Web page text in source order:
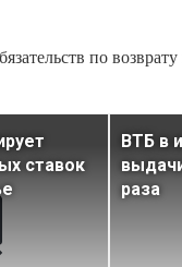
по
ставок
ВТБ в
раза